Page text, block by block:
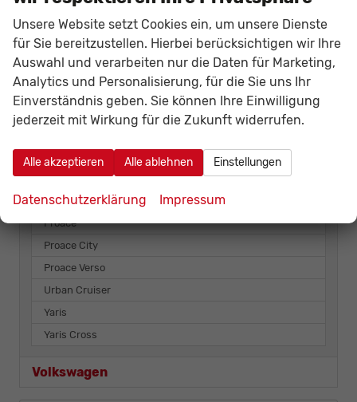
Seat
Skoda
Suzuki
Toyota
C-HR
Corolla Touring Sports
Land Cruiser
Proace
Proace City
Proace Verso
Urban Cruiser
Yaris
Yaris Cross
Volkswagen
Unsere Website setzt Cookies ein, um unsere Dienste
für Sie bereitzustellen. Hierbei berücksichtigen wir Ihre
Auswahl und verarbeiten nur die Daten für Marketing,
Analytics und Personalisierung, für die Sie uns Ihr
Einverständnis geben. Sie können Ihre Einwilligung
jederzeit mit Wirkung für die Zukunft widerrufen.
Alle akzeptieren Alle ablehnen Einstellungen
Datenschutzerklärung Impressum